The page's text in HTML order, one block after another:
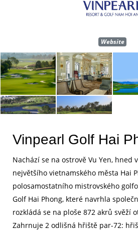
Website
Vinpearl Golf Hai
Nachází se na ostrově Vu Yen, hned
největšího vietnamského města Hai
polosamostatního mistrovského
Golf Hai Phong, které navrhla
rozkládá se na ploše 872 akrů svěží
Zahrnuje 2 odlišná hřiště par-72: